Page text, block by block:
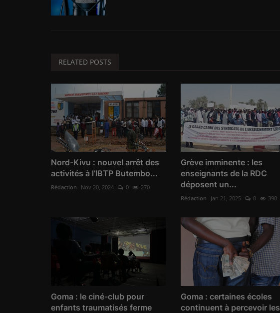
RELATED POSTS
Nord-Kivu : nouvel arrêt des
activités à l’IBTP Butembo...
Rédaction Nov 20, 2024 0 270
Grève imminente : les
enseignants de la RDC
déposent un...
Rédaction Jan 21, 2025 0 390
Goma : le ciné-club pour
enfants traumatisés ferme
Goma : certaines écoles
continuent à percevoir les